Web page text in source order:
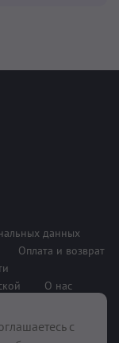
данных
Оплата и возврат
О нас
с